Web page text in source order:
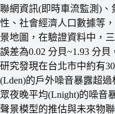
聯網資訊(即時車流監測)
性、社會經濟人口數據等
景地圖，在驗證資料中，
誤差為0.02 分貝~1.93 分
研究發現在台北市中約有
(Lden)的戶外噪音暴露超
眾夜晚平均(Lnight)的噪音
聲景模型的推估與未來物